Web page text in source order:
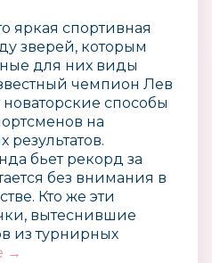
яркая спортивная
зверей, которым
для них виды
чемпион Лев
способы
на
бьет рекорд за
без внимания в
Кто же эти
вытеснившие
из турнирных
→